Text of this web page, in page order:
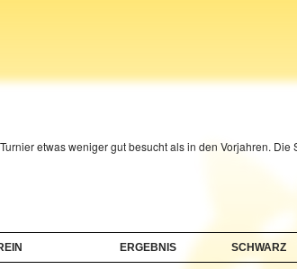
etwas weniger gut besucht als in den Vorjahren.
ERGEBNIS SCHWARZ